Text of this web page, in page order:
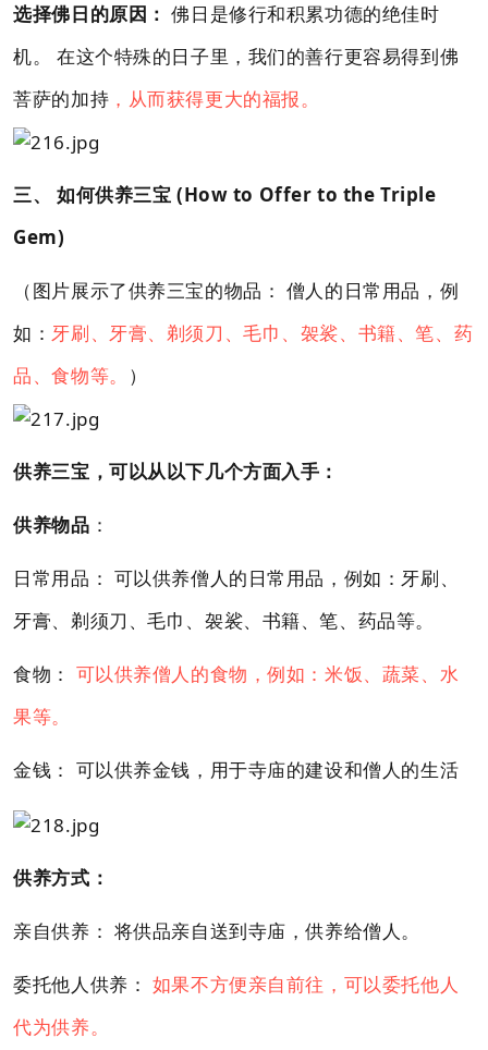
选择佛日的原因： 佛日是修行和积累功德的绝佳时
机。 在这个特殊的日子里，我们的善行更容易得到佛
菩萨的加持 ，从而获得更大的福报。
三、 如何供养三宝 (How to Offer to the Triple
Gem)
（图片展示了供养三宝的物品： 僧人的日常用品，例
如： 牙刷、牙膏、剃须刀、毛巾、袈裟、书籍、笔、药
品、食物等。 ）
供养三宝，可以从以下几个方面入手：
供养物品 ：
日常用品： 可以供养僧人的日常用品，例如：牙刷、
牙膏、剃须刀、毛巾、袈裟、书籍、笔、药品等。
食物： 可以供养僧人的食物，例如：米饭、蔬菜、水
果等。
金钱： 可以供养金钱，用于寺庙的建设和僧人的生活
供养方式：
亲自供养： 将供品亲自送到寺庙，供养给僧人。
委托他人供养： 如果不方便亲自前往，可以委托他人
代为供养。